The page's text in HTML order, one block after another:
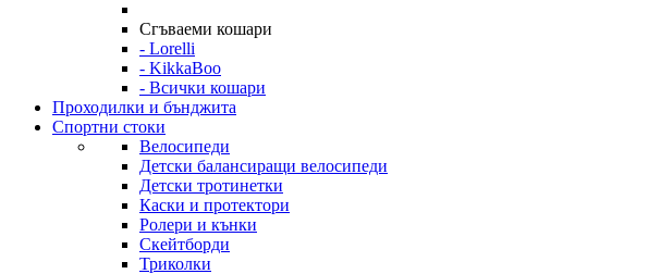
Сгъваеми кошари
- Lorelli
- KikkaBoo
- Всички кошари
Проходилки и бънджита
Спортни стоки
Велосипеди
Детски балансиращи велосипеди
Детски тротинетки
Каски и протектори
Ролери и кънки
Скейтборди
Триколки